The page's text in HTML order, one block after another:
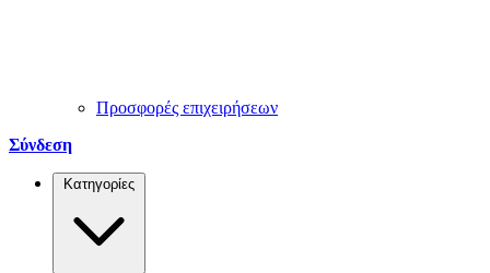
Προσφορές επιχειρήσεων
Σύνδεση
Κατηγορίες